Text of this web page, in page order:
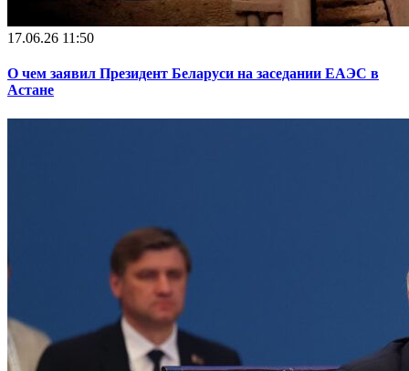
17.06.26 11:50
О чем заявил Президент Беларуси на заседании ЕАЭС в
Астане